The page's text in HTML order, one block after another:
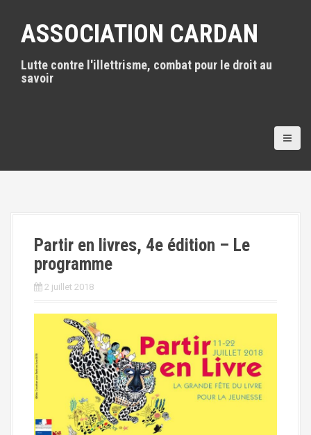
ASSOCIATION CARDAN
Lutte contre l'illettrisme, combat pour le droit au
savoir
Partir en livres, 4e édition – Le
programme
2 juillet 2018